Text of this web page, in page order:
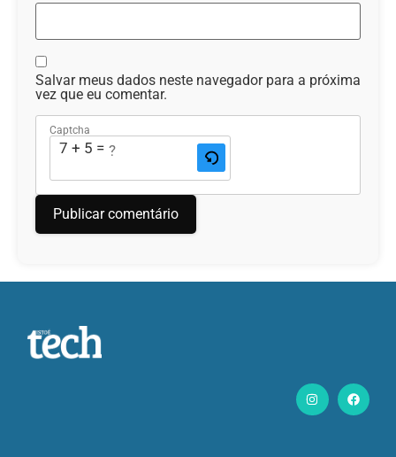
Salvar meus dados neste navegador para a próxima
vez que eu comentar.
Captcha
7 + 5 = ?